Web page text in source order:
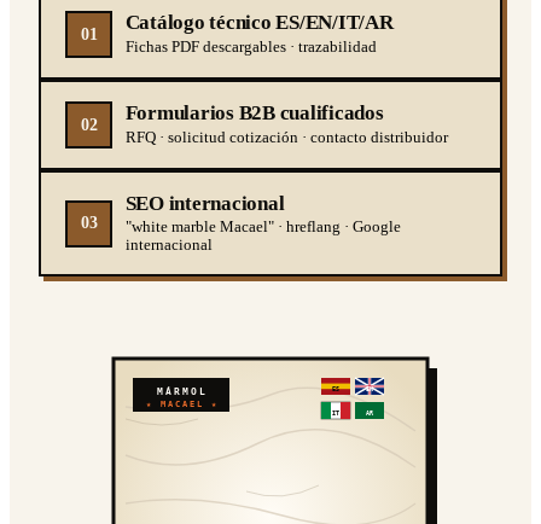
01 Catálogo técnico ES/EN/IT/AR
Fichas PDF descargables · trazabilidad
02 Formularios B2B cualificados
RFQ · solicitud cotización · contacto distribuidor
03
SEO internacional
"white marble Macael" · hreflang · Google
internacional
MÁRMOL
★ MACAEL ★
ES EN
IT AR